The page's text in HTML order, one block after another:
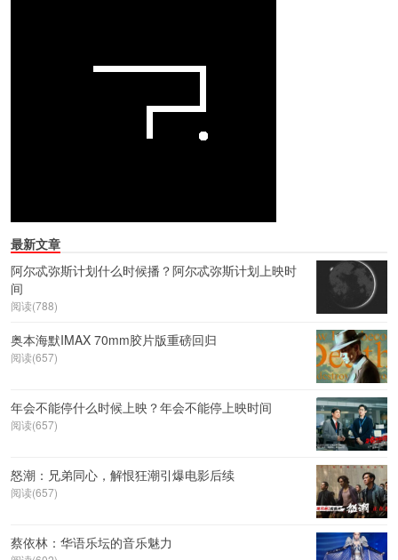
最新文章
阿尔忒弥斯计划什么时候播？阿尔忒弥斯计划上映时
间
阅读(788)
奥本海默IMAX 70mm胶片版重磅回归
阅读(657)
年会不能停什么时候上映？年会不能停上映时间
阅读(657)
怒潮：兄弟同心，解恨狂潮引爆电影后续
阅读(657)
蔡依林：华语乐坛的音乐魅力